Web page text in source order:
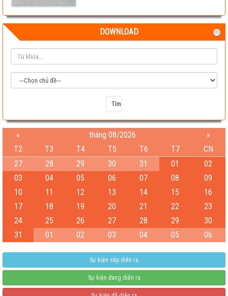
Test
04-08-2026 06:15:38 PM
DOWNLOAD
« tháng 08/2026
»
T2
T3 T4 T5 T6 T7
CN
27
28 29 30 31 01
02
03
04 05 06 07 08
09
10
11 12 13 14 15
16
17
18 19 20 21 22
23
24
25 26 27 28 29
30
31
01 02 03 04 05 06
Sự kiện sắp diễn ra
Sự kiện đang diễn ra